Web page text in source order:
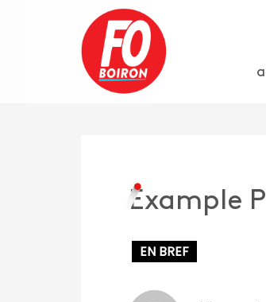
Example
EN BREF